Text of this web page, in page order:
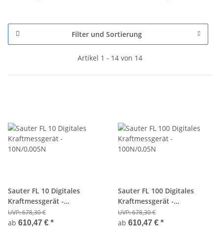
Filter und Sortierung
Artikel 1 - 14 von 14
Sauter FL 10 Digitales
Kraftmessgerät -
10N/0,005N
UVP:678,30 €
ab 610,47 € *
Sauter FL 100 Digitales
Kraftmessgerät -
100N/0,05N
UVP:678,30 €
ab 610,47 € *